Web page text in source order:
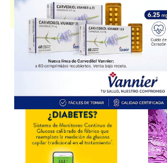
Producto importado.
Explorar más
Otros productos coneverolimus
Otros productos deTuteur